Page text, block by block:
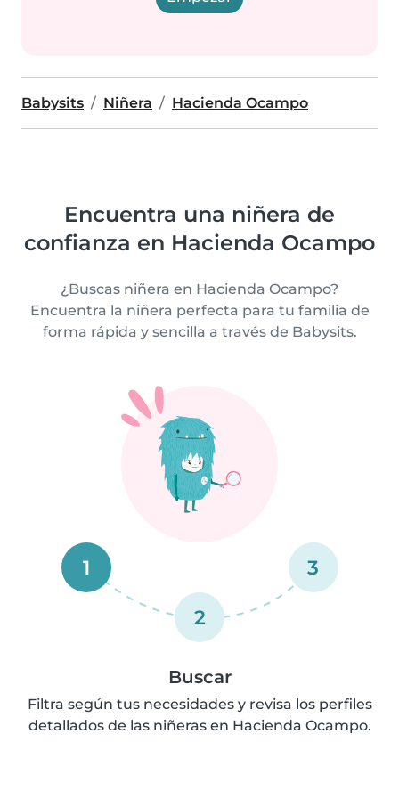
Babysits Niñera Hacienda Ocampo
Encuentra una niñera de
confianza en Hacienda Ocampo
¿Buscas niñera en Hacienda Ocampo?
Encuentra la niñera perfecta para tu familia de
forma rápida y sencilla a través de Babysits.
1
2
3
Buscar
Filtra según tus necesidades y revisa los perfiles
detallados de las niñeras en Hacienda Ocampo.